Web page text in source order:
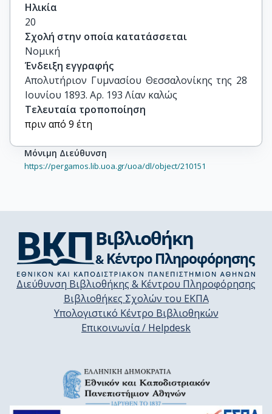
Ηλικία
20
Σχολή στην οποία κατατάσσεται
Νομική
Ένδειξη εγγραφής
Απολυτήριον Γυμνασίου Θεσσαλονίκης της 28
Ιουνίου 1893. Αρ. 193 Λίαν καλώς
Τελευταία τροποποίηση
πριν από 9 έτη
Μόνιμη Διεύθυνση
https://pergamos.lib.uoa.gr/uoa/dl/object/210151
Διεύθυνση Βιβλιοθήκης & Κέντρου Πληροφόρησης
Βιβλιοθήκες Σχολών του ΕΚΠΑ
Υπολογιστικό Κέντρο Βιβλιοθηκών
Επικοινωνία / Helpdesk